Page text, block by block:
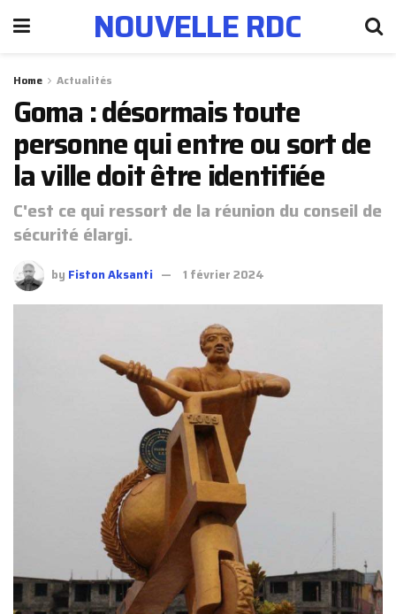
NOUVELLE RDC
Home Actualités
Goma : désormais toute
personne qui entre ou sort de
la ville doit être identifiée
C'est ce qui ressort de la réunion du conseil de
sécurité élargi.
by Fiston Aksanti 1 février 2024